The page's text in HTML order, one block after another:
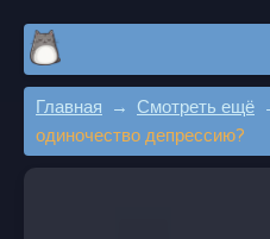
Главная Смотреть ещё
одиночество депрессию?